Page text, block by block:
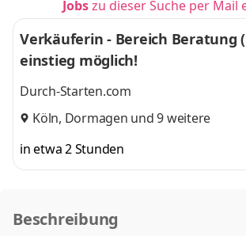
Jobszu dieser Suche per Mail
Verkäuferin - Bereich Beratung
einstieg möglich!
Durch-Starten.com
Köln, Dormagen und 9 weitere
in etwa 2 Stunden
Beschreibung